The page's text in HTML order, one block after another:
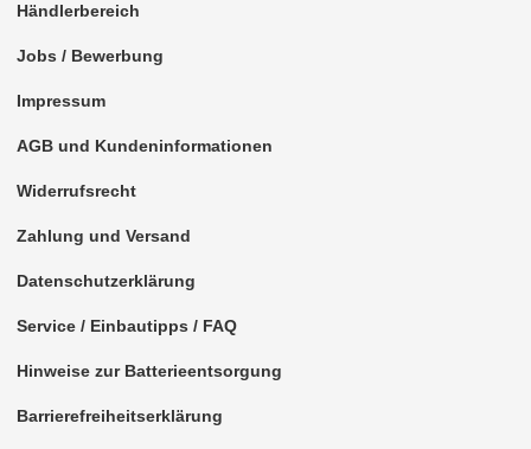
Händlerbereich
Jobs / Bewerbung
Impressum
AGB und Kundeninformationen
Widerrufsrecht
Zahlung und Versand
Datenschutzerklärung
Service / Einbautipps / FAQ
Hinweise zur Batterieentsorgung
Barrierefreiheitserklärung